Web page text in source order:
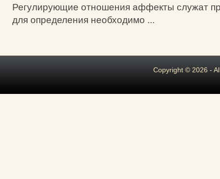
Регулирующие отношения аффекты служат
для определения необходимо ...
Copyright © 2026 -